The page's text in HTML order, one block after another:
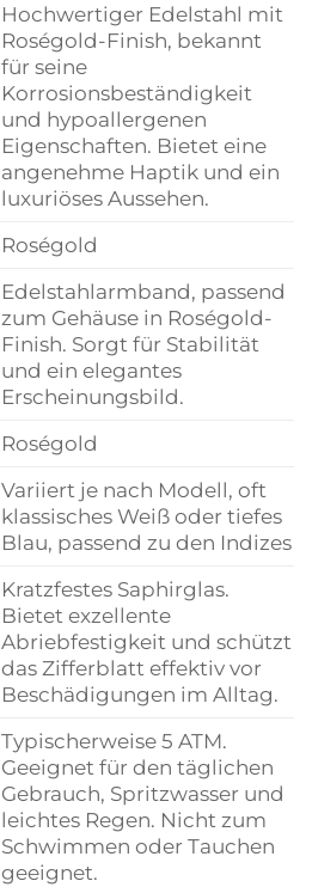
Hochwertiger Edelstahl mit
Roségold-Finish, bekannt
für seine
Korrosionsbeständigkeit
und hypoallergenen
Eigenschaften. Bietet eine
angenehme Haptik und ein
luxuriöses Aussehen.
Roségold
Edelstahlarmband, passend
zum Gehäuse in Roségold-
Finish. Sorgt für Stabilität
und ein elegantes
Erscheinungsbild.
Roségold
Variiert je nach Modell, oft
klassisches Weiß oder tiefes
Blau, passend zu den Indizes
Kratzfestes Saphirglas.
Bietet exzellente
Abriebfestigkeit und schützt
das Zifferblatt effektiv vor
Beschädigungen im Alltag.
Typischerweise 5 ATM.
Geeignet für den täglichen
Gebrauch, Spritzwasser und
leichtes Regen. Nicht zum
Schwimmen oder Tauchen
geeignet.